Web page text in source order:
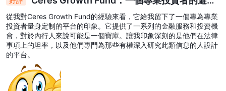
港，法律前透明度高
從我對Ceres Growth Fund的經驗來看，它給我留下了一個專為專業
投資者量身定制的平台的印象。它提供了一系列的金融服務和投資機
會，對於內行人來說可能是一個寶庫。讓我印象深刻的是他們在法律
事項上的坦率，以及他們專門為那些有權深入研究此類信息的人設計
的平台。